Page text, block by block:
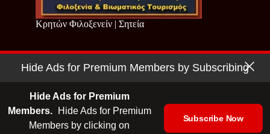
Κρητών Φιλοξενείν | Σητεία
Copyright © 2026 - Cretan Business | Κρητών Επιχειρείν
Hide Ads for Premium Members by Subscribing
Hide Ads for Premium
Members.
Hide Ads for Premium
Members by clicking on
Subscribe Now